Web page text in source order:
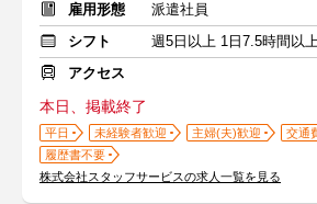
雇用形態
派遣社員
シフト
週5日以上 1日7.5時間以
アクセス
本日、掲載終了
平日 未経験者歓迎 主婦(夫)歓迎
交通
履歴書不要
株式会社スタッフサービスの求人一覧を見る